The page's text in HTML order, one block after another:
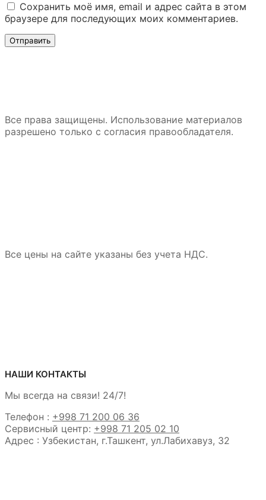
Сохранить моё имя, email и адрес сайта в этом
браузере для последующих моих комментариев.
Все права защищены. Использование материалов
разрешено только с согласия правообладателя.
Все цены на сайте указаны без учета НДС.
НАШИ КОНТАКТЫ
Мы всегда на связи! 24/7!
Телефон : +998 71 200 06 36
Сервисный центр: +998 71 205 02 10
Адрес : Узбекистан, г.Ташкент, ул.Лабихавуз, 32